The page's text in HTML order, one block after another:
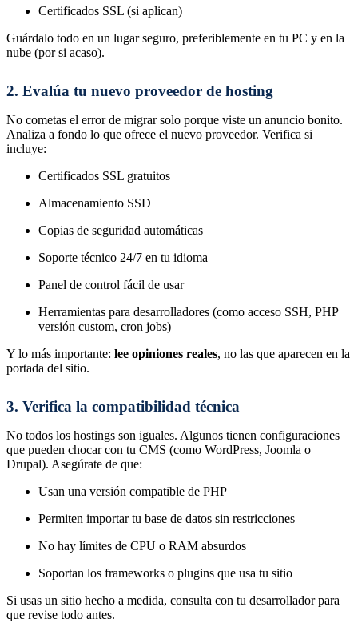
Certificados SSL (si aplican)
Guárdalo todo en un lugar seguro, preferiblemente en tu PC y en la
nube (por si acaso).
2. Evalúa tu nuevo proveedor de hosting
No cometas el error de migrar solo porque viste un anuncio bonito.
Analiza a fondo lo que ofrece el nuevo proveedor. Verifica si
incluye:
Certificados SSL gratuitos
Almacenamiento SSD
Copias de seguridad automáticas
Soporte técnico 24/7 en tu idioma
Panel de control fácil de usar
Herramientas para desarrolladores (como acceso SSH, PHP
versión custom, cron jobs)
Y lo más importante: lee opiniones reales, no las que aparecen en la
portada del sitio.
3. Verifica la compatibilidad técnica
No todos los hostings son iguales. Algunos tienen configuraciones
que pueden chocar con tu CMS (como WordPress, Joomla o
Drupal). Asegúrate de que:
Usan una versión compatible de PHP
Permiten importar tu base de datos sin restricciones
No hay límites de CPU o RAM absurdos
Soportan los frameworks o plugins que usa tu sitio
Si usas un sitio hecho a medida, consulta con tu desarrollador para
que revise todo antes.